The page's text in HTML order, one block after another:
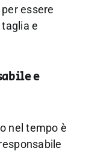
essere
e
e
nel tempo è